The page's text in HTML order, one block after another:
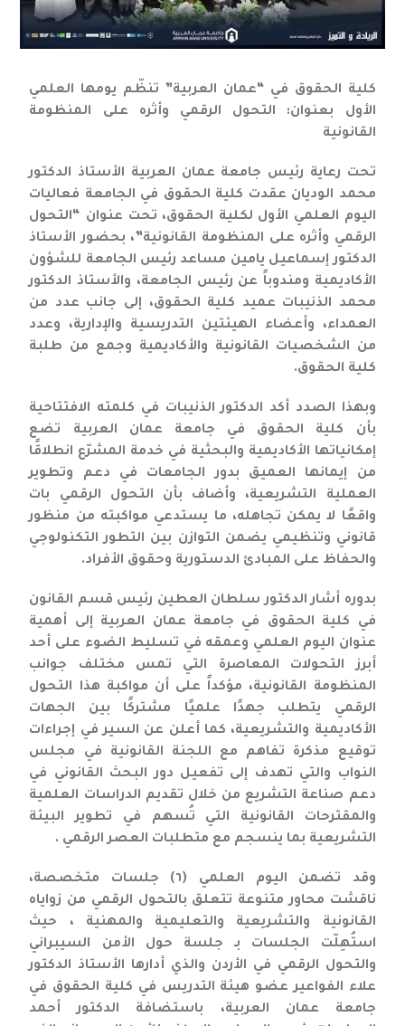
كلية الحقوق في “عمان العربية” تنظّم يومها العلمي
الأول بعنوان: التحول الرقمي وأثره على المنظومة
القانونية
تحت رعاية رئيس جامعة عمان العربية الأستاذ الدكتور
محمد الوديان عقدت كلية الحقوق في الجامعة فعاليات
اليوم العلمي الأول لكلية الحقوق، تحت عنوان “التحول
الرقمي وأثره على المنظومة القانونية”، بحضور الأستاذ
الدكتور إسماعيل يامين مساعد رئيس الجامعة للشؤون
الأكاديمية ومندوباً عن رئيس الجامعة، والأستاذ الدكتور
محمد الذنيبات عميد كلية الحقوق، إلى جانب عدد من
العمداء، وأعضاء الهيئتين التدريسية والإدارية، وعدد
من الشخصيات القانونية والأكاديمية وجمع من طلبة
كلية الحقوق.
وبهذا الصدد أكد الدكتور الذنيبات في كلمته الافتتاحية
بأن كلية الحقوق في جامعة عمان العربية تضع
إمكانياتها الأكاديمية والبحثية في خدمة المشرّع انطلاقًا
من إيمانها العميق بدور الجامعات في دعم وتطوير
العملية التشريعية، وأضاف بأن التحول الرقمي بات
واقعًا لا يمكن تجاهله، ما يستدعي مواكبته من منظور
قانوني وتنظيمي يضمن التوازن بين التطور التكنولوجي
والحفاظ على المبادئ الدستورية وحقوق الأفراد.
بدوره أشار الدكتور سلطان العطين رئيس قسم القانون
في كلية الحقوق في جامعة عمان العربية إلى أهمية
عنوان اليوم العلمي وعمقه في تسليط الضوء على أحد
أبرز التحولات المعاصرة التي تمس مختلف جوانب
المنظومة القانونية، مؤكداً على أن مواكبة هذا التحول
الرقمي يتطلب جهدًا علميًا مشتركًا بين الجهات
الأكاديمية والتشريعية، كما أعلن عن السير في إجراءات
توقيع مذكرة تفاهم مع اللجنة القانونية في مجلس
النواب والتي تهدف إلى تفعيل دور البحث القانوني في
دعم صناعة التشريع من خلال تقديم الدراسات العلمية
والمقترحات القانونية التي تُسهم في تطوير البيئة
التشريعية بما ينسجم مع متطلبات العصر الرقمي .
وقد تضمن اليوم العلمي (٦) جلسات متخصصة،
ناقشت محاور متنوعة تتعلق بالتحول الرقمي من زواياه
القانونية والتشريعية والتعليمية والمهنية ، حيث
استُهِلّت الجلسات بـ جلسة حول الأمن السيبراني
والتحول الرقمي في الأردن والذي أدارها الأستاذ الدكتور
علاء الفواعير عضو هيئة التدريس في كلية الحقوق في
جامعة عمان العربية، باستضافة الدكتور أحمد